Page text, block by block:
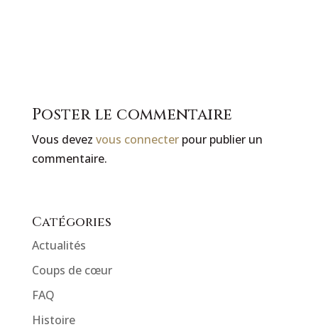
Poster le commentaire
Vous devez vous connecterpour publier un
commentaire.
Catégories
Actualités
Coups de cœur
FAQ
Histoire